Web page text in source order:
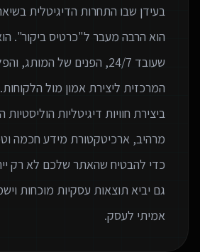
בעידן שבו התחרות הדיגיטלית
הוא הרבה מעבר ל"כרטיס ביקור".
שעובד 24/7, הפנים של המותג,
המרכזית ליצירת אמון מול
ביצירת חוויות דיגיטליות
מרהיב, ארכיטקטורת מידע חכמה
כדי להבטיח שהאתר שלכם לא רק
גם יביא תוצאות עסקיות מוכחות
אמיתי לעסק.